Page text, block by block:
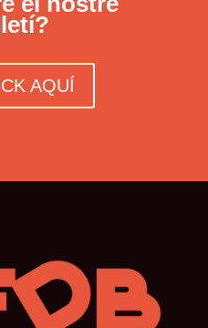
AQUÍ